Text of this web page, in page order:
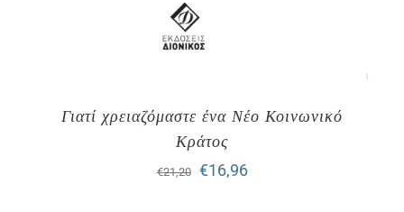
Γιατί χρειαζόμαστε ένα Νέο Κοινωνικό
Κράτος
€21,20
Original
€16,96Η